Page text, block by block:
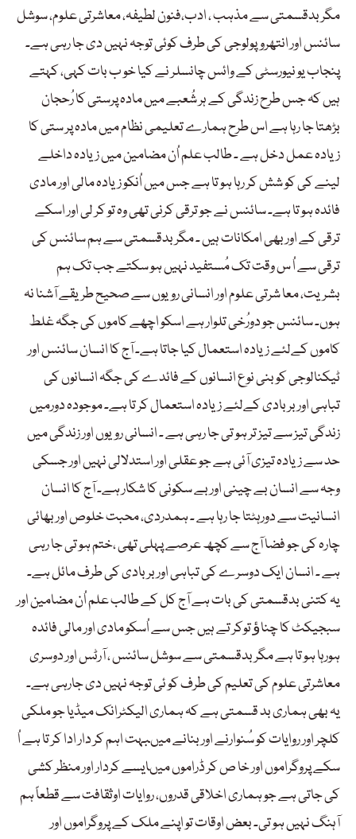
مگر بدقسمتی سے مذہب ، ادب،فنون لطیفہ، معاشرتی علوم، سوشل
سائنس اور انتھروپولوجی کی طرف کوئی توجہ نہیں دی جا رہی ہے۔
پنجاب یو نیورسٹی کے وائس چانسلر نے کیا خو ب بات کہی، کہتے
ہیں کہ جس طرح زندگی کے ہر شُعبے میں مادہ پرستی کا رُحجان
بڑھتا جا رہا ہے اس طرح ہمارے تعلیمی نظام میں مادہ پر ستی کا
زیادہ عمل دخل ہے ۔ طالب علم اُن مضامین میں زیادہ داخلے
لینے کی کو شش کر رہا ہو تا ہے جس میں اُنکو زیادہ مالی اور مادی
فائدہ ہو تا ہے۔ سائنس نے جو ترقی کرنی تھی وہ تو کر لی اور اسکے
ترقی کے اور بھی امکانات ہیں ۔ مگر بدقسمتی سے ہم سائنس کی
ترقی سے اُ س وقت تک مُستفید نہیں ہو سکتے جب تک ہم
بشریت، معا شرتی علوم اور انسانی رویوں سے صحیح طریقے آشنا نہ
ہوں۔ سائنس جو دورُخی تلوار ہے اسکو اچھے کاموں کی جگہ غلط
کاموں کےلئے زیادہ استعمال کیا جاتا ہے۔ آج کا انسان سائنس اور
ٹیکنالوجی کو بنی نوع انسانوں کے فائدے کی جگہ انسانوں کی
تباہی اور بربادی کےلئے زیادہ استعمال کر تا ہے۔ موجودہ دورمیں
زندگی تیز سے تیز تر ہو تی جا رہی ہے ۔ انسانی رویوں اور زندگی میں
حد سے زیادہ تیزی آئی ہے جو عقلی اور استدلالی نہیں اور جسکی
وجہ سے انسان بے چینی اور بے سکونی کا شکار ہے۔ آج کا انسان
انسانیت سے دورہٹتا جا رہا ہے ۔ ہمدردی، محبت خلوص اوربھائی
چارہ کی جو فضا آج سے کچھ عرصے پہلی تھی ،ختم ہو تی جا رہی
ہے ۔ انسان ایک دوسرے کی تباہی اور بربادی کی طرف مائل ہے۔
یہ کتنی بدقسمتی کی بات ہے آج کل کے طالب علم اُن مضامین اور
سبجیکٹ کا چناﺅ توکر تے ہیں جس سے اُسکو مادی اور مالی فائدہ
ہورہا ہو تا ہے مگر بدقسمتی سے سوشل سائنس ، آرٹس اور دوسری
معاشرتی علوم کی تعلیم کی طرف کو ئی توجہ نہیں دی جارہی ہے۔
یہ بھی ہماری بد قسمتی ہے کہ ہماری الیکٹرانک میڈیا جو ملکی
کلچر اور روایات کو سُنوارنے اور بنانے میںبہت اہم کر دار ادا کر تا ہے اُ
سکے پروگراموں اور خا ص کر ڈراموں میںایسے کردار اور منظر کشی
کی جاتی ہے جو ہماری اخلاقی قدروں، روایات اوثقافت سے قطعاً ہم
آہنگ نہیں ہو تی۔ بعض اوقات تو اپنے ملک کے پروگراموں اور